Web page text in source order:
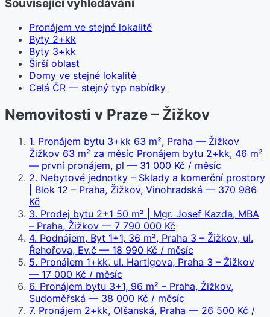
Související vyhledávání
Pronájem ve stejné lokalitě
Byty 2+kk
Byty 3+kk
Širší oblast
Domy ve stejné lokalitě
Celá ČR — stejný typ nabídky
Nemovitosti v Praze – Žižkov
1. Pronájem bytu 3+kk 63 m², Praha — Žižkov
Žižkov 63 m² za měsíc Pronájem bytu 2+kk, 46 m²
— první pronájem, pl — 31 000 Kč / měsíc
2. Nebytové jednotky – Sklady a komerční prostory
| Blok 12 – Praha, Žižkov, Vinohradská — 370 986
Kč
3. Prodej bytu 2+1 50 m² | Mgr. Josef Kazda, MBA
– Praha, Žižkov — 7 790 000 Kč
4. Podnájem, Byt 1+1, 36 m², Praha 3 – Žižkov, ul.
Řehořova, Ev.č — 18 990 Kč / měsíc
5. Pronájem 1+kk, ul. Hartigova, Praha 3 – Žižkov
— 17 000 Kč / měsíc
6. Pronájem bytu 3+1, 96 m² – Praha, Žižkov,
Sudoměřská — 38 000 Kč / měsíc
7. Pronájem 2+kk, Olšanská, Praha — 26 500 Kč /